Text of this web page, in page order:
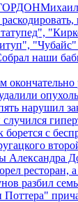
"Чубайс"
наши
окончательно
опухоль
нарушил
с
Александра
ресторан,
разбил
Поттера"